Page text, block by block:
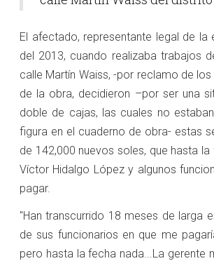
El afectado, representante legal de
del 2013, cuando realizaba trabajos
calle Martín Waiss, -por reclamo de
de la obra, decidieron –por ser una
doble de cajas, las cuales no
figura en el cuaderno de obra- estas
de 142,000 nuevos soles, que hasta
Víctor Hidalgo López y algunos
pagar.
"Han transcurrido 18 meses de larga
de sus funcionarios en que me
pero hasta la fecha nada...La gerente